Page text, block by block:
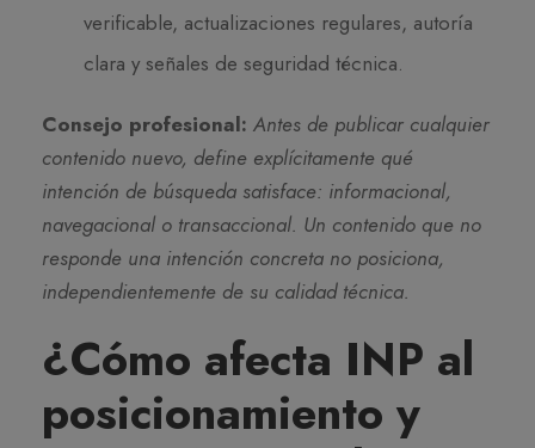
verificable, actualizaciones regulares, autoría
clara y señales de seguridad técnica.
Consejo profesional: Antes de publicar cualquier
contenido nuevo, define explícitamente qué
intención de búsqueda satisface: informacional,
navegacional o transaccional. Un contenido que no
responde una intención concreta no posiciona,
independientemente de su calidad técnica.
¿Cómo afecta INP al
posicionamiento y